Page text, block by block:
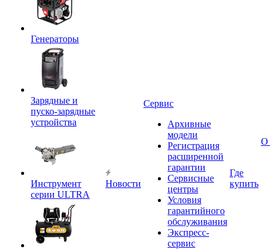
Генераторы
Зарядные и
пуско-зарядные
устройства
Инструмент
серии ULTRA
Новости
Сервис
Архивные
модели
Регистрация
расширенной
гарантии
Сервисные
центры
Условия
гарантийного
обслуживания
Экспресс-
сервис
Где
купить
О